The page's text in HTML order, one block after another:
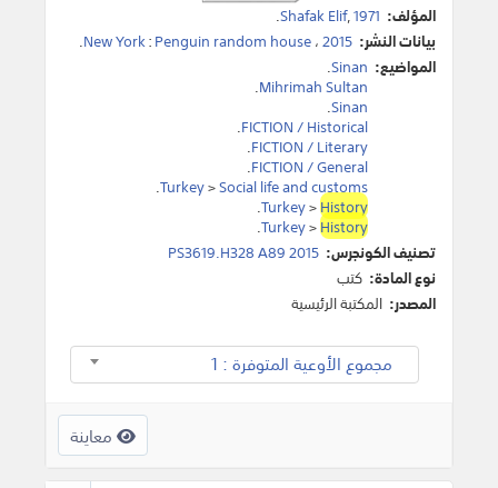
المؤلف: Shafak Elif,1971
.
بيانات النشر:
New York:Penguin random house،2015
.
المواضيع: Sinan
.
Mihrimah Sultan
.
Sinan
.
FICTION / Historical
.
FICTION / Literary
.
FICTION / General
.
Turkey>Social life and customs
.
Turkey>History
.
Turkey>History
.
تصنيف الكونجرس: PS3619.H328 A89 2015
نوع المادة: كتب
المصدر: المكتبة الرئيسية
مجموع الأوعية المتوفرة : 1
معاينة